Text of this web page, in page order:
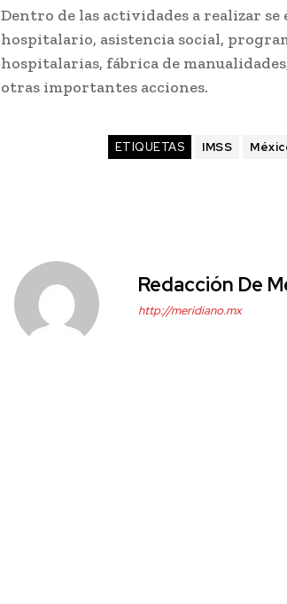
Dentro de las actividades a realizar
hospitalario, asistencia social,
hospitalarias, fábrica de
otras importantes acciones.
ETIQUETAS IMSS
Redacción De
http://meridiano.mx